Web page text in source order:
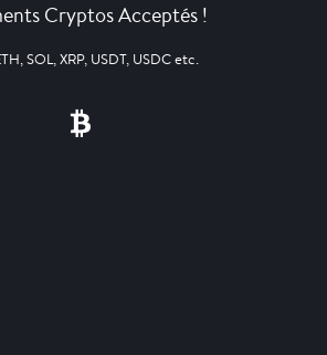
Cryptos Acceptés !
SOL, XRP, USDT, USDC etc.